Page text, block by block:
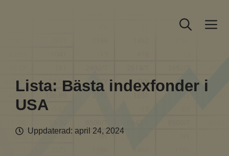
Lista: Bästa indexfonder i
USA
Uppdaterad: april 24, 2024